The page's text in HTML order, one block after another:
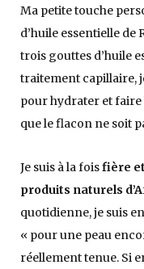
Ma petite touche
d’huile essentielle de
trois gouttes d’huile
traitement capillaire,
pour hydrater et
que le flacon ne soit
Je suis à la foisfière
produits naturels
quotidienne, je suis
« pour une peau
réellement tenue. Si